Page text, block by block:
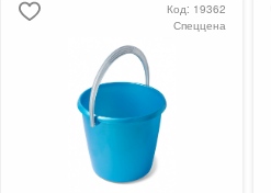
Код: 19362
Спеццена